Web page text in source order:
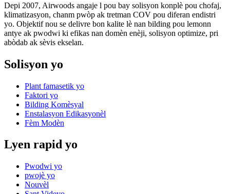
Depi 2007, Airwoods angaje l pou bay solisyon konplè pou chofaj,
klimatizasyon, chanm pwòp ak tretman COV pou diferan endistri
yo. Objektif nou se delivre bon kalite lè nan bilding pou lemonn
antye ak pwodwi ki efikas nan domèn enèji, solisyon optimize, pri
abòdab ak sèvis ekselan.
Solisyon yo
Plant famasetik yo
Faktori yo
Bilding Komèsyal
Enstalasyon Edikasyonèl
Fèm Modèn
Lyen rapid yo
Pwodwi yo
pwojè yo
Nouvèl